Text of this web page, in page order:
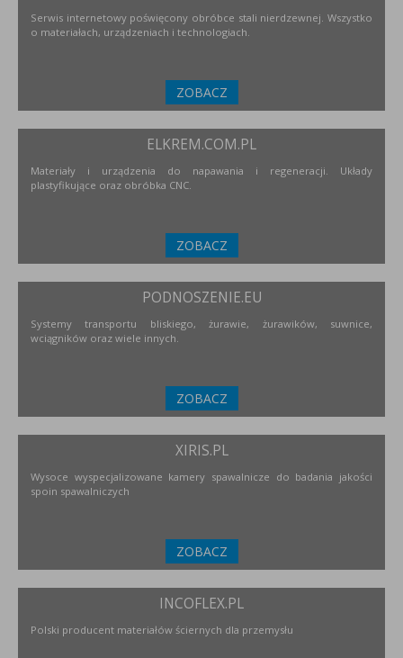
Serwis internetowy poświęcony obróbce stali nierdzewnej. Wszystko
o materiałach, urządzeniach i technologiach.
ZOBACZ
ELKREM.COM.PL
Materiały i urządzenia do napawania i regeneracji. Układy
plastyfikujące oraz obróbka CNC.
ZOBACZ
PODNOSZENIE.EU
Systemy transportu bliskiego, żurawie, żurawików, suwnice,
wciągników oraz wiele innych.
ZOBACZ
XIRIS.PL
Wysoce wyspecjalizowane kamery spawalnicze do badania jakości
spoin spawalniczych
ZOBACZ
INCOFLEX.PL
Polski producent materiałów ściernych dla przemysłu